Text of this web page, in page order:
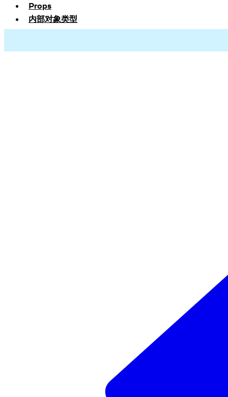
Props
内部对象类型